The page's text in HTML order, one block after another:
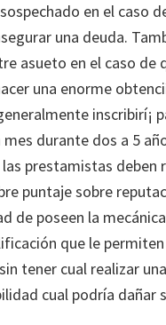
en el caso
una deuda.
asueto en el caso de
una enorme
inscribirí¡
durante dos a 5
prestamistas deben
puntaje sobre
de poseen la
que le
tener cual realizar
cual podría dañar